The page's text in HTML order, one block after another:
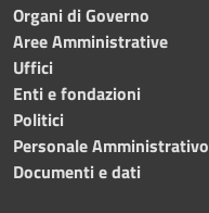
Organi di Governo
Aree Amministrative
Uffici
Enti e fondazioni
Politici
Personale Amministrativo
Documenti e dati